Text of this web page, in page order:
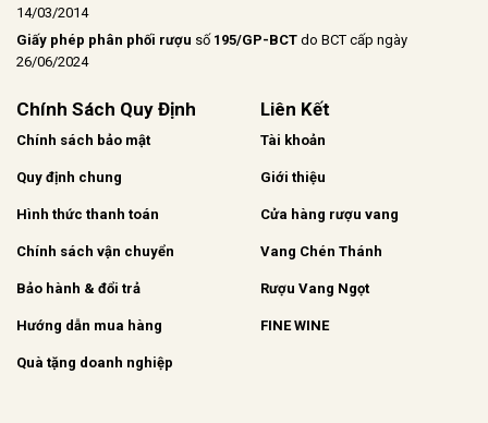
14/03/2014
Giấy phép phân phối rượu số 195/GP-BCT do BCT cấp ngày
26/06/2024
Chính Sách Quy Định
Chính sách bảo mật
Quy định chung
Hình thức thanh toán
Chính sách vận chuyển
Bảo hành & đổi trả
Hướng dẫn mua hàng
Quà tặng doanh nghiệp
Liên Kết
Tài khoản
Giới thiệu
Cửa hàng rượu vang
Vang Chén Thánh
Rượu Vang Ngọt
FINE WINE